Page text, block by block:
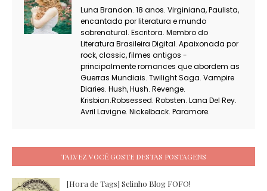
Luna Brandon. 18 anos. Virginiana, Paulista,
encantada por literatura e mundo
sobrenatural. Escritora. Membro do
Literatura Brasileira Digital. Apaixonada por
rock, classic, filmes antigos -
principalmente romances que abordem as
Guerras Mundiais. Twilight Saga. Vampire
Diaries. Hush, Hush. Revenge.
Krisbian.Robsessed. Robsten. Lana Del Rey.
Avril Lavigne. Nickelback. Paramore.
TALVEZ VOCÊ GOSTE DESTAS POSTAGENS
[Hora de Tags] Selinho Blog FOFO!